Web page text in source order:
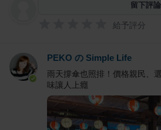
留下評論
給予評分
PEKO の Simple Life
雨天撐傘也照排！價格親民、
味讓人上癮